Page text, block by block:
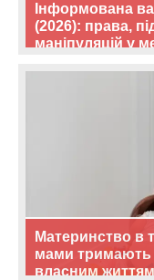
Інформована
(2026): права,
маніпуляцій у
Материнство в
мами тримають
власним життям